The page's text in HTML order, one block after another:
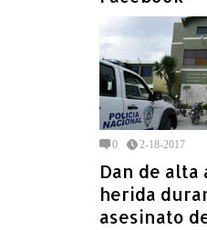
0 2-18-2017
Dan de alta
herida
asesinato